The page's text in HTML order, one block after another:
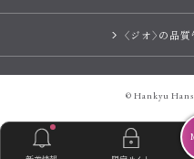
〈ジオ〉の品
© Hankyu